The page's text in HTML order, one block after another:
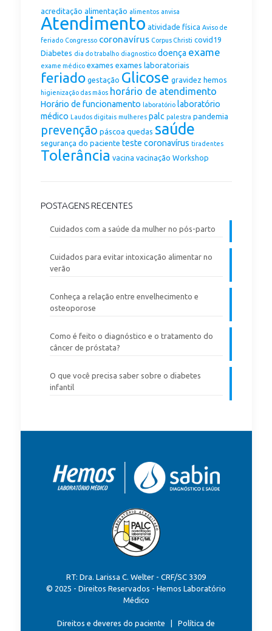
acreditação alimentação alimentos anvisa
Atendimento atividade física Aviso de
feriado Congresso coronavírus Corpus Christi covid19
Diabetes dia do trabalho diagnostico doença exame
exame médico exames exames laboratoriais
feriado gestação Glicose gravidez hemos
higienização das mãos horário de atendimento
Horário de funcionamento laboratório laboratório
médico Laudos digitais mulheres palc palestra pandemia
prevenção páscoa quedas saúde
segurança do paciente teste coronavírus tiradentes
Tolerância vacina vacinação Workshop
POSTAGENS RECENTES
Cuidados com a saúde da mulher no pós-parto
Cuidados para evitar intoxicação alimentar no
verão
Conheça a relação entre envelhecimento e
osteoporose
Como é feito o diagnóstico e o tratamento do
câncer de próstata?
O que você precisa saber sobre o diabetes
infantil
RT: Dra. Larissa C. Welter - CRF/SC 3309
© 2025 - Direitos Reservados - Hemos Laboratório
Médico
Direitos e deveres do paciente | Política de